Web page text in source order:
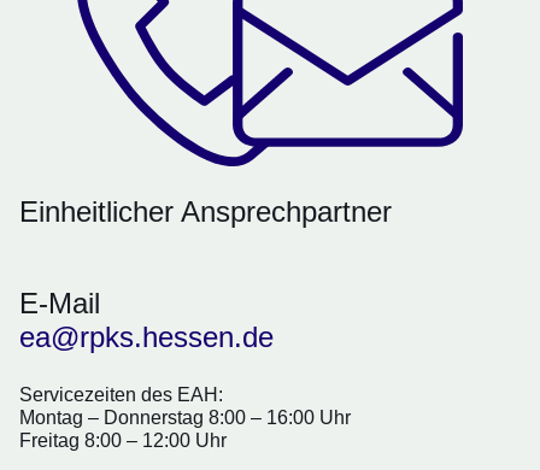
Einheitlicher Ansprechpartner
E-Mail
ea@rpks.hessen.de
Servicezeiten des EAH:
Montag – Donnerstag 8:00 – 16:00 Uhr
Freitag 8:00 – 12:00 Uhr